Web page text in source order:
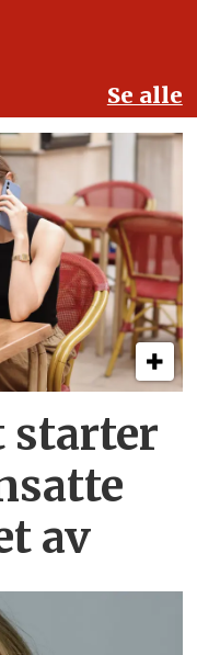
Se alle
starter
av